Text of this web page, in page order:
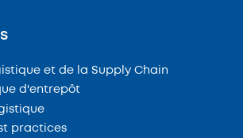
et de la Supply Chain
d'entrepôt
practices